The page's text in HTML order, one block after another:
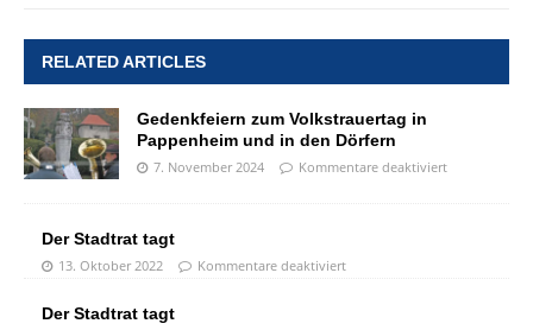
RELATED ARTICLES
Gedenkfeiern zum Volkstrauertag in
Pappenheim und in den Dörfern
7. November 2024 Kommentare deaktiviert
Der Stadtrat tagt
13. Oktober 2022 Kommentare deaktiviert
Der Stadtrat tagt